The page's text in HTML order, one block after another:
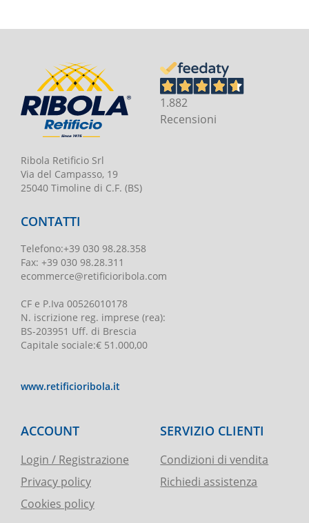
Ribola Retificio Srl
Via del Campasso, 19
25040 Timoline di C.F. (BS)
1.882
Recensioni
CONTATTI
Telefono:+39 030 98.28.358
Fax: +39 030 98.28.311
ecommerce@retificioribola.com
CF e P.Iva 00526010178
N. iscrizione reg. imprese (rea):
BS-203951 Uff. di Brescia
Capitale sociale:€ 51.000,00
www.retificioribola.it
ACCOUNT
Login / Registrazione
Privacy policy
Cookies policy
SERVIZIO CLIENTI
Condizioni di vendita
Richiedi assistenza